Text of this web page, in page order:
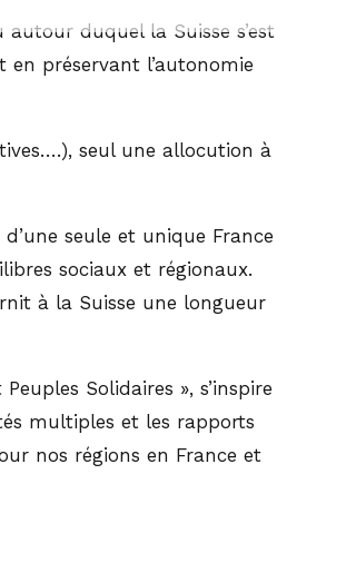
duquel la Suisse s’est
en préservant l’autonomie
seul une allocution à
seule et unique France
sociaux et régionaux.
à la Suisse une longueur
Solidaires », s’inspire
multiples et les rapports
nos régions en France et